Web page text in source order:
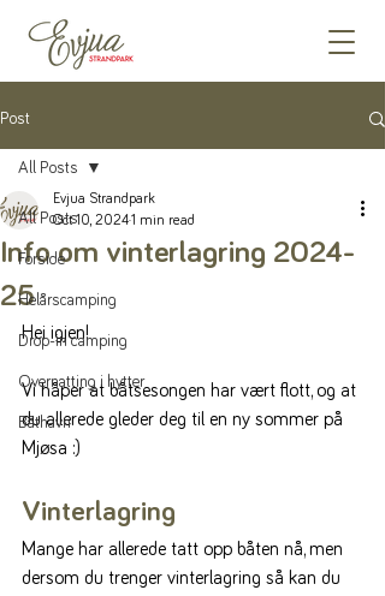
Post
All Posts
Forside
Helårscamping
Drop-in camping
Overnatting i hytter
Båthavn
All Posts
Info om vinterlagring 2024-
25
Evjua Strandpark
Oct 10, 20241 min read
Hei igjen!
Vi håper at båtsesongen har vært flott, og at
du allerede gleder deg til en ny sommer på
Mjøsa :)
Vinterlagring
Mange har allerede tatt opp båten nå, men
dersom du trenger vinterlagring så kan du